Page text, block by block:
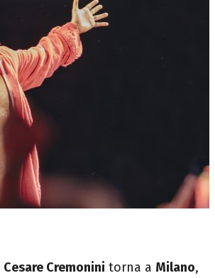
Cesare Cremonini torna a Milano,